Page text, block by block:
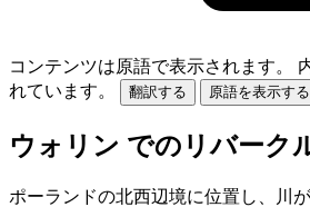
コンテンツは原語で表示されます。
れています。
翻訳する 原語を表示する
ウォリン でのリバーク
ポーランドの北西辺境に位置し、川